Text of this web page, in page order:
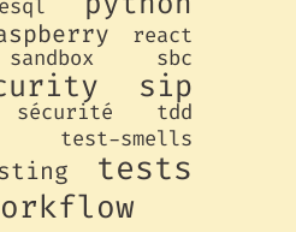
react
sandbox sbc
sip
sécurité tdd
test-smells
tests